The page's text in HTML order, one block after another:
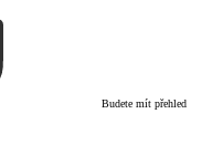
Budete mít přehled